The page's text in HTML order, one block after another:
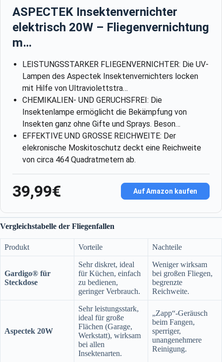
ASPECTEK Insektenvernichter
elektrisch 20W – Fliegenvernichtung
m…
LEISTUNGSSTARKER FLIEGENVERNICHTER: Die UV-
Lampen des Aspectek Insektenvernichters locken
mit Hilfe von Ultraviolettstra…
CHEMIKALIEN- UND GERUCHSFREI: Die
Insektenlampe ermöglicht die Bekämpfung von
Insekten ganz ohne Gifte und Sprays. Beson…
EFFEKTIVE UND GROSSE REICHWEITE: Der
elekronische Moskitoschutz deckt eine Reichweite
von circa 464 Quadratmetern ab.
39,99€ Auf Amazon kaufen
Vergleichstabelle der Fliegenfallen
Produkt Vorteile Nachteile
Gardigo® für
Steckdose
Sehr diskret, ideal
für Küchen, einfach
zu bedienen,
geringer Verbrauch.
Weniger wirksam
bei großen Fliegen,
begrenzte
Reichweite.
Aspectek 20W
Sehr leistungsstark,
ideal für große
Flächen (Garage,
Werkstatt), wirksam
bei allen
Insektenarten.
„Zapp“-Geräusch
beim Fangen,
sperriger,
unangenehmere
Reinigung.